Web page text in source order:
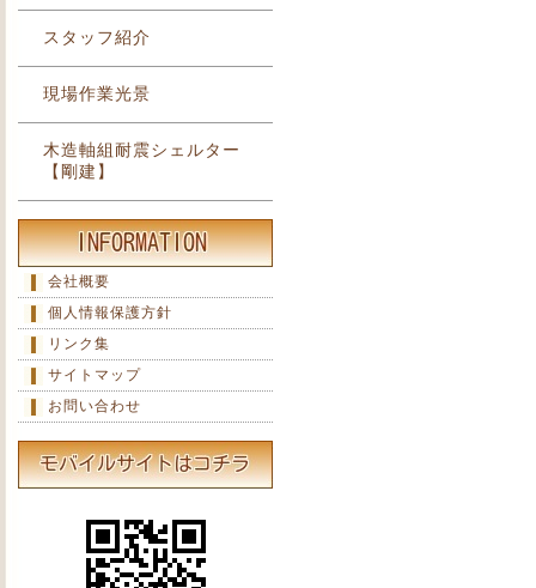
スタッフ紹介
現場作業光景
木造軸組耐震シェルター
【剛建】
会社概要
個人情報保護方針
リンク集
サイトマップ
お問い合わせ